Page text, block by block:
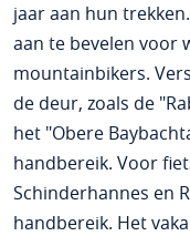
jaar aan hun
aan te bevelen voor
mountainbikers.
de deur, zoals de
het "Obere
handbereik. Voor
Schinderhannes en
handbereik. Het